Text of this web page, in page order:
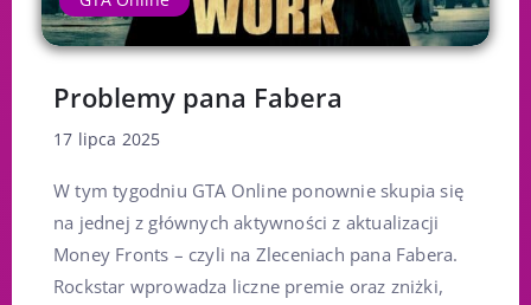
Problemy pana Fabera
17 lipca 2025
W tym tygodniu GTA Online ponownie skupia się
na jednej z głównych aktywności z aktualizacji
Money Fronts – czyli na Zleceniach pana Fabera.
Rockstar wprowadza liczne premie oraz zniżki,